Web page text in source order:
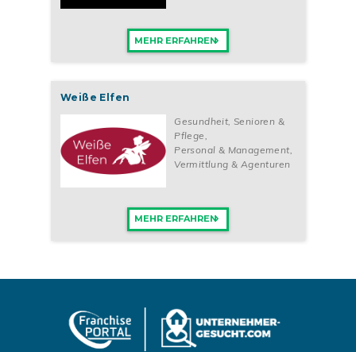
MEHR ERFAHREN
Weiße Elfen
Gesundheit, Senioren &
Pflege,
Personal & Management,
Vermittlung & Agenturen
MEHR ERFAHREN